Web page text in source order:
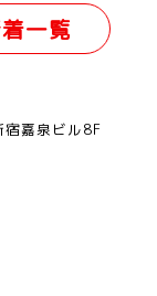
一覧
嘉泉ビル8F